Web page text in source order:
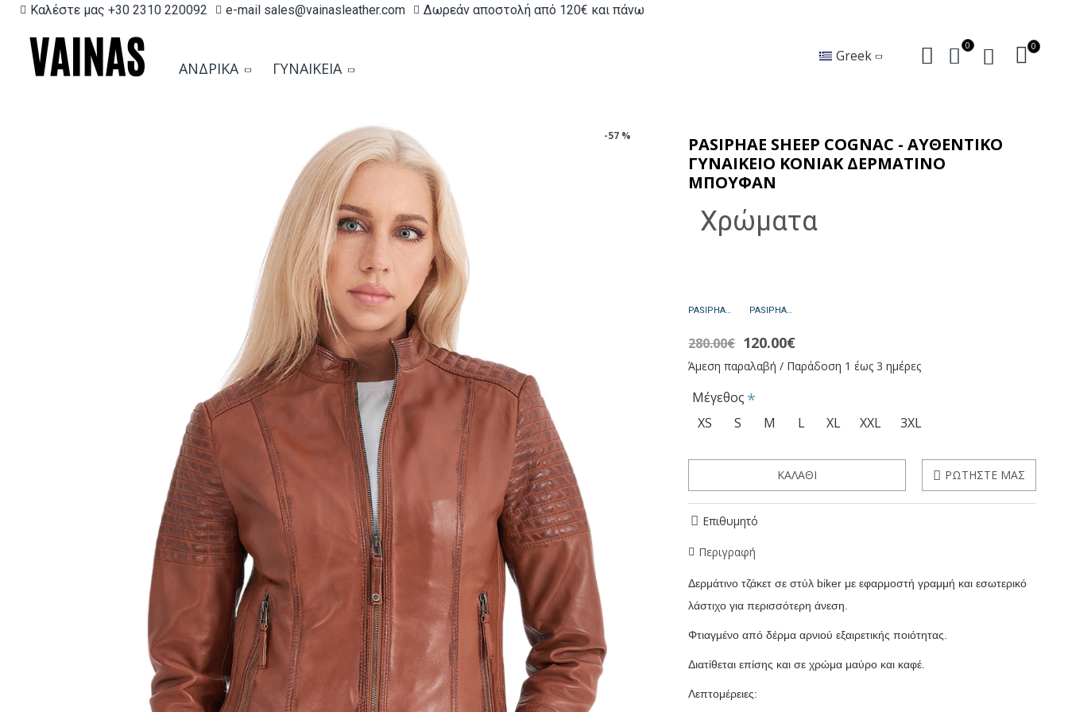
Καλέστε μας +30 2310 220092 e-mail sales@vainasleather.com Δωρεάν αποστολή από 120€ και πάνω
ΑΝΔΡΙΚΆ ΓΥΝΑΙΚΕΊΑ
Greek
0 0
-57 %
PASIPHAE SHEEP COGNAC - ΑΥΘΕΝΤΙΚΟ
ΓΥΝΑΙΚΕΙΟ ΚΟΝΙΑΚ ΔΕΡΜΑΤΙΝΟ
ΜΠΟΥΦΑΝ
Χρώματα
PASIPHAE SHEEP BLACK - ΑΥΘΕΝΤΙΚΟ ΓΥΝΑΙΚΕΙΟ ΜΑΥΡΟ ΔΕΡΜΑΤΙΝΟ ΜΠΟΥΦΑΝ PASIPHAE SHEEP BROWN - ΑΥΘΕΝΤΙΚΟ ΓΥΝΑΙΚΕΙΟ ΚΑΦΕ ΔΕΡΜΑΤΙΝΟ ΜΠΟΥΦΑΝ
Άμεση παραλαβή / Παράδοση 1 έως 3 ημέρες
120.00€
280.00€
Μέγεθος
XS
S M L XL XXL 3XL
ΚΑΛΆΘΙ ΡΩΤΉΣΤΕ ΜΑΣ
Επιθυμητό
Περιγραφή
Δερμάτινο τζάκετ σε στύλ biker με εφαρμοστή γραμμή και εσωτερικό
λάστιχο για περισσότερη άνεση.
Φτιαγμένο από δέρμα αρνιού εξαιρετικής ποιότητας.
Διατίθεται επίσης και σε χρώμα μαύρο και καφέ.
Λεπτομέρειες: